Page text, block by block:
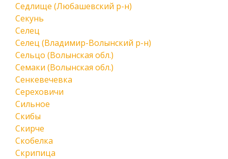
Седлище (Любашевский р-н)
Секунь
Селец
Селец (Владимир-Волынский р-н)
Сельцо (Волынская обл.)
Семаки (Волынская обл.)
Сенкевечевка
Сереховичи
Сильное
Скибы
Скирче
Скобелка
Скрипица